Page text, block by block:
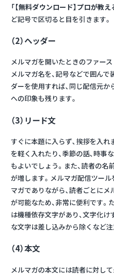
「【無料ダウンロード】プロが教
ど記号で区切ると目を引きます。
（2）ヘッダー
メルマガを開いたときのファー
メルマガ名を、記号などで囲ん
ダーを使用すれば、同じ配信元
への印象も残ります。
（3）リード文
すぐに本題に入らず、挨拶を入
を軽く入れたり、季節の話、時事
もよいでしょう。また、読者の名
が増します。メルマガ配信ツー
マガでありながら、読者ごとに
が可能なため、非常に便利です。
は機種依存文字があり、文字化け
な文字は差し込みから除くなど注
（4）本文
メルマガの本文には読者に対し